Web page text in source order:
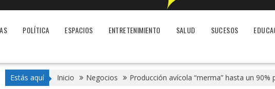
POLÍTICA ESPACIOS ENTRETENIMIENTO SALUD SUCESOS
Estás aquí Inicio Negocios Producción avícola “merma” hasta un 90%